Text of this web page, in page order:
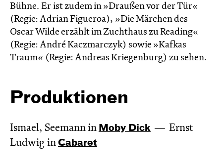
Bühne. Er ist zudem in »Draußen vor der Tür«
(Regie: Adrian Figueroa), »Die Märchen des
Oscar Wilde erzählt im Zucht­haus zu Reading«
(Regie: André Kacz­marc­zyk) sowie »Kafkas
Traum« (Regie: Andreas Kriegenburg) zu sehen.
Produktionen
Ismael, Seemann in Moby Dick
Ernst
Ludwig in Cabaret